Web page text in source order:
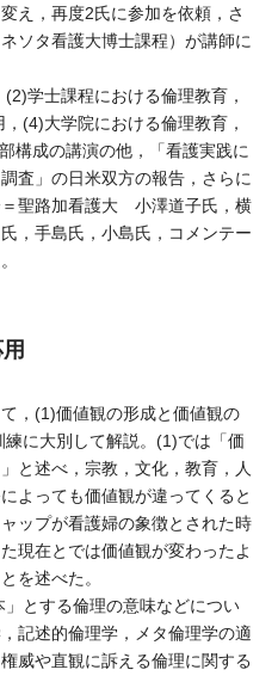
え，再度2氏に参加を依頼，さ
ソタ看護大博士課程）が講師に
学士課程における倫理教育，
(4)大学院における倫理教育，
構成の講演の他，「看護実践に
査」の日米双方の報告，さらに
聖路加看護大 小澤道子氏，横
，手島氏，小島氏，コメンテー
，(1)価値観の形成と価値観の
に大別して解説。(1)では「価
と述べ，宗教，文化，教育，人
よっても価値観が違ってくると
ップが看護婦の象徴とされた時
現在とでは価値観が変わったよ
を述べた。
とする倫理の意味などについ
記述的倫理学，メタ倫理学の適
威や直観に訴える倫理に関する